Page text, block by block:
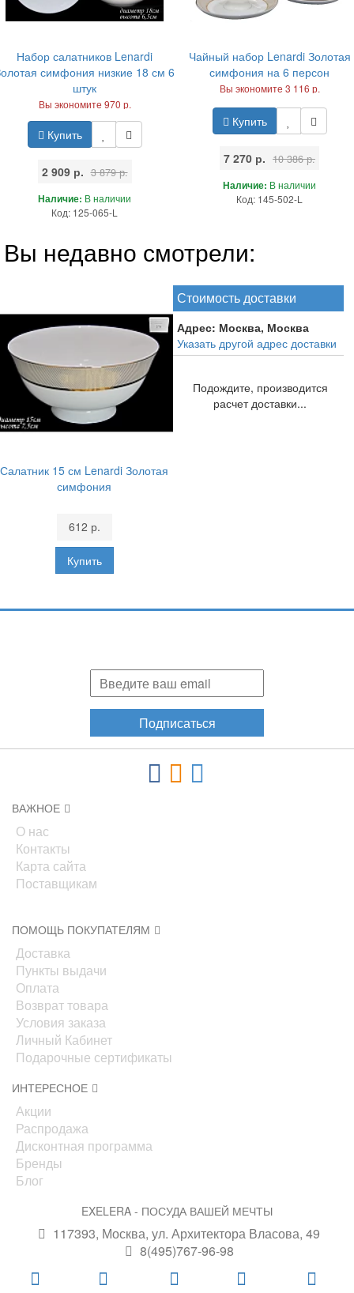
Набор салатников Lenardi
симфония низкие 18 см 6
штук
Вы экономите 970 р.
Купить
2 909 р. 3 879 р.
Наличие: В наличии
Код: 125-065-L
Чайный набор Lenardi Золотая
симфония на 6 персон
Вы экономите 3 116 р.
Купить
7 270 р. 10 386 р.
Наличие: В наличии
Код: 145-502-L
Вы недавно смотрели:
Салатник 15 см Lenardi Золотая
симфония
612 р.
Стоимость доставки
Адрес: Москва, Москва
Указать другой адрес доставки
Подождите, производится
расчет доставки...
Подписаться
ВАЖНОЕ
О нас
Контакты
Карта сайта
Поставщикам
ПОМОЩЬ ПОКУПАТЕЛЯМ
Доставка
Пункты выдачи
Оплата
Возврат товара
Условия заказа
Личный Кабинет
Подарочные сертификаты
ИНТЕРЕСНОЕ
Акции
Распродажа
Дисконтная программа
Бренды
Блог
EXELERA - ПОСУДА ВАШЕЙ МЕЧТЫ
117393, Москва, ул. Архитектора Власова, 49
8(495)767-96-98
info@exelera.ru